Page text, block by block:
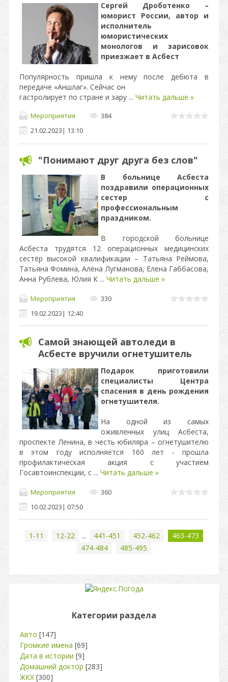
Сергей Дроботенко –
юморист России, автор и
исполнитель
юмористических
монологов и зарисовок
приезжает в Асбест
Популярность пришла к нему после дебюта в
передаче «Аншлаг». Сейчас он
гастролирует по стране и зару ... Читать дальше »
Мероприятия
384
21.02.2023| 13:10
"Понимают друг друга без слов"
В больнице Асбеста
поздравили операционных
сестер с
профессиональным
праздником.
В городской больнице
Асбеста трудятся 12 операционных медицинских
сестёр высокой квалификации – Татьяна Реймова,
Татьяна Фомина, Алёна Лугманова, Елена Габбасова,
Анна Рублева, Юлия К ... Читать дальше »
Мероприятия
330
19.02.2023| 12:40
Самой знающей автоледи в
Асбесте вручили огнетушитель
Подарок приготовили
специалисты Центра
спасения в день рождения
огнетушителя.
На одной из самых
оживленных улиц Асбеста,
проспекте Ленина, в честь юбиляра – огнетушителю
в этом году исполняется 160 лет - прошла
профилактическая акция с участием
Госавтоинспекции, с ... Читать дальше »
Мероприятия
360
10.02.2023| 07:50
1-11 12-22 ... 441-451 452-462
463-473
474-484
485-495
Категории раздела
Авто [147]
Громкие имена [69]
Дата в истории [9]
Домашний доктор [283]
ЖКХ [300]